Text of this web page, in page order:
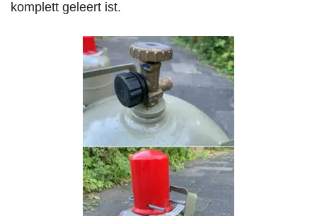
komplett geleert ist.